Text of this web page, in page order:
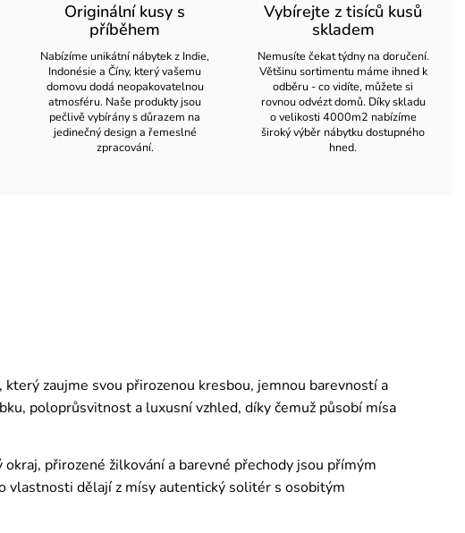
Originální kusy s
příběhem
Nabízíme unikátní nábytek z Indie,
Indonésie a Číny, který vašemu
domovu dodá neopakovatelnou
atmosféru. Naše produkty jsou
pečlivě vybírány s důrazem na
jedinečný design a řemeslné
zpracování.
Vybírejte z tisíců kusů
skladem
Nemusíte čekat týdny na doručení.
Většinu sortimentu máme ihned k
odběru - co vidíte, můžete si
rovnou odvézt domů. Díky skladu
o velikosti 4000m2 nabízíme
široký výběr nábytku dostupného
hned.
zaujme svou přirozenou kresbou, jemnou barevností a
poloprůsvitnost a luxusní vzhled, díky čemuž působí mísa
přirozené žilkování a barevné přechody jsou přímým
vlastnosti dělají z mísy autentický solitér s osobitým